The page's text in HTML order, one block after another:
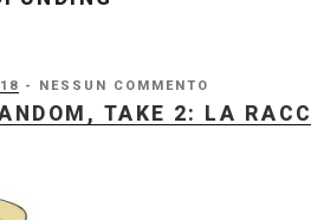
- NESSUN COMMENTO
TAKE 2: LA